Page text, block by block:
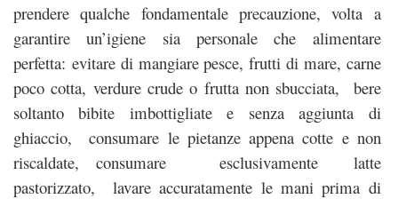
prendere qualche fondamentale precauzione, volta a
garantire un’igiene sia personale che alimentare
perfetta: evitare di mangiare pesce, frutti di mare, carne
poco cotta, verdure crude o frutta non sbucciata, bere
soltanto bibite imbottigliate e senza aggiunta di
ghiaccio, consumare le pietanze appena cotte e non
riscaldate, consumare esclusivamente latte
pastorizzato, lavare accuratamente le mani prima di